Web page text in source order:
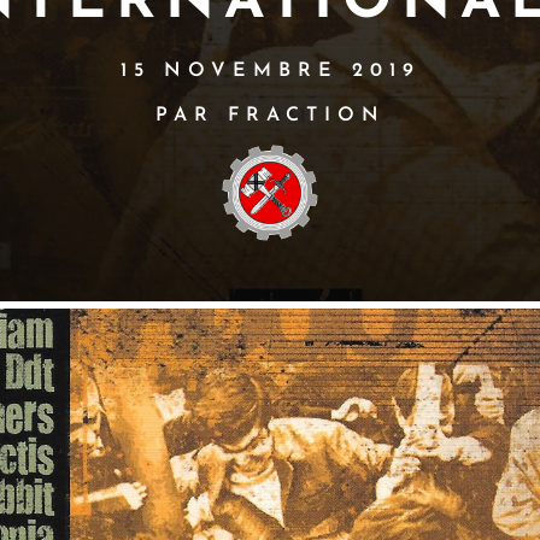
15 NOVEMBRE 2019
PAR FRACTION